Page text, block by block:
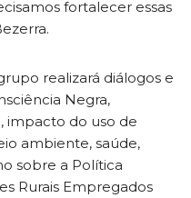
fortalecer essas
realizará diálogos e
Negra,
impacto do uso de
ambiente, saúde,
sobre a Política
Rurais Empregados